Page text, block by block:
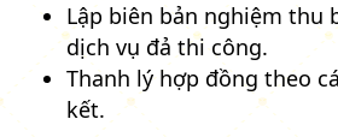
Lập biên bản nghiệm thu
dịch vụ đả thi công.
Thanh lý hợp đồng theo
kết.